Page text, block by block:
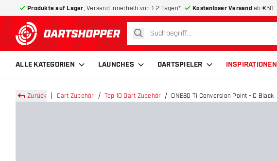
Produkte auf Lager , Versand innerhalb von 1-2 Tagen* Kostenloser Versandab €50
zurück zur Startseite
suchen
ALLE KATEGORIEN LAUNCHES DARTSPIELER INSPIRATIONEN
Zurück Dart Zubehör Top 10 Dart Zubehör ONE80 Ti Conversion Point - C Black